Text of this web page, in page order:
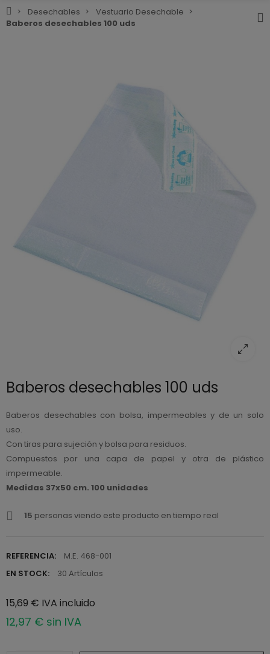
Desechables
Vestuario Desechable
Baberos desechables 100 uds
Baberos desechables 100 uds
Baberos desechables con bolsa, impermeables y de un solo
uso.
Con tiras para sujeción y bolsa para residuos.
Compuestos por una capa de papel y otra de plástico
impermeable.
Medidas 37x50 cm. 100 unidades
15 personas viendo este producto en tiempo real
REFERENCIA:
M.E. 468-001
EN STOCK:
30 Artículos
15,69 € IVA incluido
12,97 € sin IVA